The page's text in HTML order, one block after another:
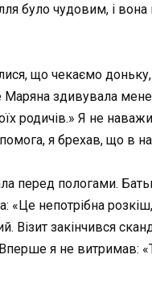
було чудовим, і
що чекаємо
Маряна здивувала
родичів.» Я не
я брехав, що в
перед пологами.
«Це непотрібна
Візит закінчився
я не витримав: